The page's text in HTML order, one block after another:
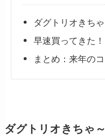
ダグトリオきち
早速買ってきた！
まとめ：来年の
ダグトリオきちゃ